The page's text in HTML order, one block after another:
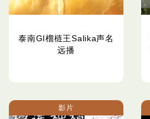
泰南GI榴梿王Salika声名
远播
影片